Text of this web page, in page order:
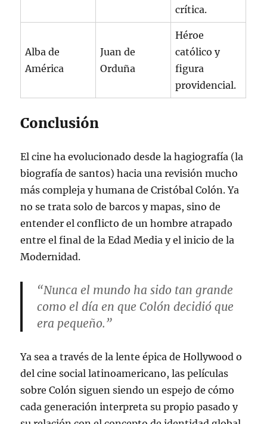
crítica.
Alba de
América
Juan de
Orduña
Héroe
católico y
figura
providencial.
Conclusión
El cine ha evolucionado desde la hagiografía (la
biografía de santos) hacia una revisión mucho
más compleja y humana de Cristóbal Colón. Ya
no se trata solo de barcos y mapas, sino de
entender el conflicto de un hombre atrapado
entre el final de la Edad Media y el inicio de la
Modernidad.
“Nunca el mundo ha sido tan grande
como el día en que Colón decidió que
era pequeño.”
Ya sea a través de la lente épica de Hollywood o
del cine social latinoamericano, las películas
sobre Colón siguen siendo un espejo de cómo
cada generación interpreta su propio pasado y